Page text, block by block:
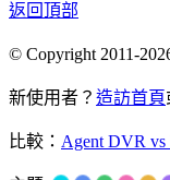
返回頂部
© Copyright 2011-
新使用者？ 造訪首頁
比較： Agent DVR vs